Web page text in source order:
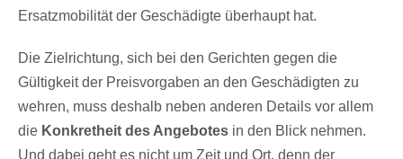
Ersatzmobilität der Geschädigte überhaupt hat.
Die Zielrichtung, sich bei den Gerichten gegen die
Gültigkeit der Preisvorgaben an den Geschädigten zu
wehren, muss deshalb neben anderen Details vor allem
die Konkretheit des Angebotes in den Blick nehmen.
Und dabei geht es nicht um Zeit und Ort, denn der